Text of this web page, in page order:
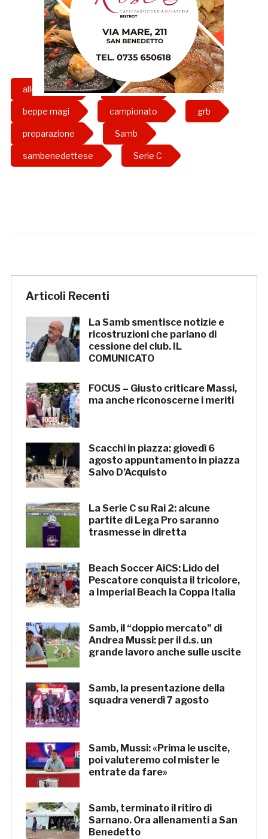
allenamento allenatore
beppe magi campionato grb
preparazione Samb
sambenedettese Serie C
Articoli Recenti
La Samb smentisce notizie e
ricostruzioni che parlano di
cessione del club. IL
COMUNICATO
FOCUS – Giusto criticare Massi,
ma anche riconoscerne i meriti
Scacchi in piazza: giovedì 6
agosto appuntamento in piazza
Salvo D’Acquisto
La Serie C su Rai 2: alcune
partite di Lega Pro saranno
trasmesse in diretta
Beach Soccer AiCS: Lido del
Pescatore conquista il tricolore,
a Imperial Beach la Coppa Italia
Samb, il “doppio mercato” di
Andrea Mussi: per il d.s. un
grande lavoro anche sulle uscite
Samb, la presentazione della
squadra venerdì 7 agosto
Samb, Mussi: «Prima le uscite,
poi valuteremo col mister le
entrate da fare»
Samb, terminato il ritiro di
Sarnano. Ora allenamenti a San
Benedetto